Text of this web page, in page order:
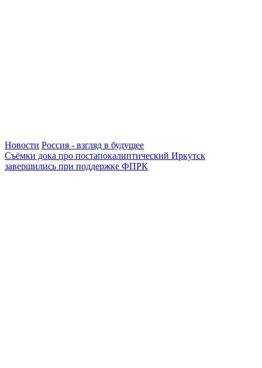
Новости Россия - взгляд в будущее
Съёмки дока про постапокалиптический Иркутск
завершились при поддержке ФПРК